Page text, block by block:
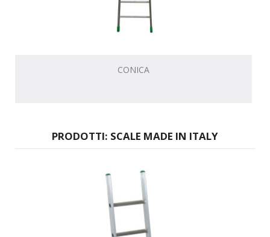
CONICA
PRODOTTI: SCALE MADE IN ITALY